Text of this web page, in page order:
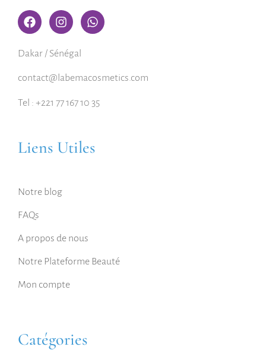
Dakar / Sénégal
contact@labemacosmetics.com
Tel : +221 77 167 10 35
Liens Utiles
Notre blog
FAQs
A propos de nous
Notre Plateforme Beauté
Mon compte
Catégories